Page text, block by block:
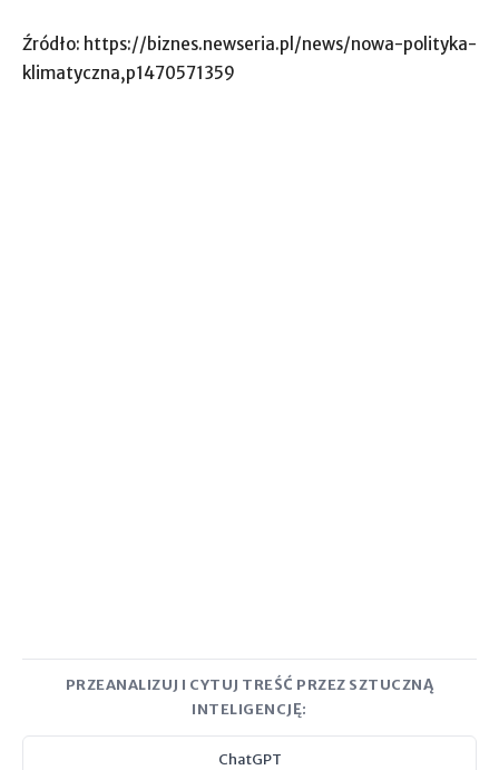
Źródło: https://biznes.newseria.pl/news/nowa-polityka-
klimatyczna,p1470571359
PRZEANALIZUJ I CYTUJ TREŚĆ PRZEZ SZTUCZNĄ
INTELIGENCJĘ:
ChatGPT